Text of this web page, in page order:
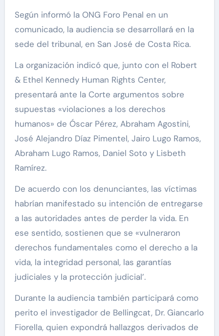
Según informó la ONG Foro Penal en un
comunicado, la audiencia se desarrollará en la
sede del tribunal, en San José de Costa Rica.
La organización indicó que, junto con el Robert
& Ethel Kennedy Human Rights Center,
presentará ante la Corte argumentos sobre
supuestas «violaciones a los derechos
humanos» de Óscar Pérez, Abraham Agostini,
José Alejandro Díaz Pimentel, Jairo Lugo Ramos,
Abraham Lugo Ramos, Daniel Soto y Lisbeth
Ramírez.
De acuerdo con los denunciantes, las víctimas
habrían manifestado su intención de entregarse
a las autoridades antes de perder la vida. En
ese sentido, sostienen que se «vulneraron
derechos fundamentales como el derecho a la
vida, la integridad personal, las garantías
judiciales y la protección judicial’.
Durante la audiencia también participará como
perito el investigador de Bellingcat, Dr. Giancarlo
Fiorella, quien expondrá hallazgos derivados de